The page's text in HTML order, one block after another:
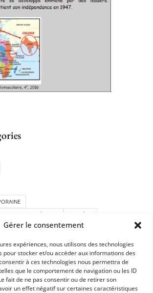
Gérer le consentement
expériences, nous utilisons des technologies
pour stocker et/ou accéder aux informations des
à ces technologies nous permettra de
que le comportement de navigation ou les ID
fait de ne pas consentir ou de retirer son
un effet négatif sur certaines caractéristiques